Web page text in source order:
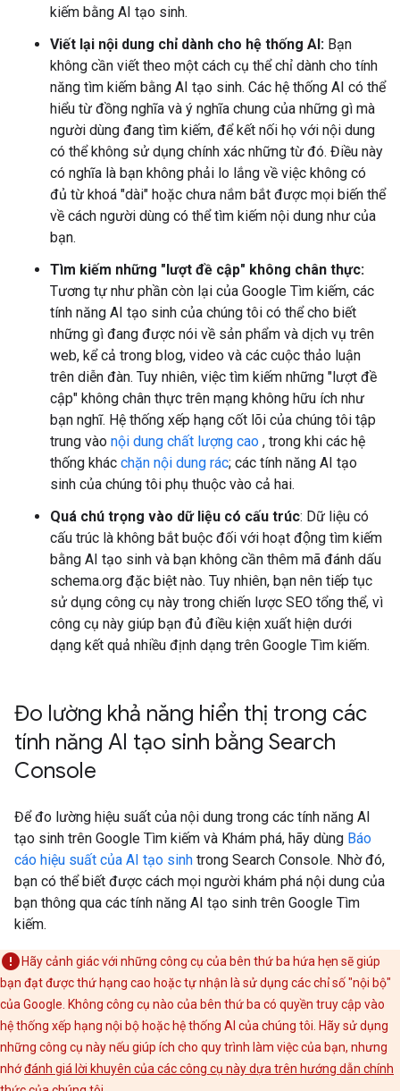
kiếm bằng AI tạo sinh.
Viết lại nội dung chỉ dành cho hệ thống AI: Bạn
không cần viết theo một cách cụ thể chỉ dành cho tính
năng tìm kiếm bằng AI tạo sinh. Các hệ thống AI có thể
hiểu từ đồng nghĩa và ý nghĩa chung của những gì mà
người dùng đang tìm kiếm, để kết nối họ với nội dung
có thể không sử dụng chính xác những từ đó. Điều này
có nghĩa là bạn không phải lo lắng về việc không có
đủ từ khoá "dài" hoặc chưa nắm bắt được mọi biến thể
về cách người dùng có thể tìm kiếm nội dung như của
bạn.
Tìm kiếm những "lượt đề cập" không chân thực:
Tương tự như phần còn lại của Google Tìm kiếm, các
tính năng AI tạo sinh của chúng tôi có thể cho biết
những gì đang được nói về sản phẩm và dịch vụ trên
web, kể cả trong blog, video và các cuộc thảo luận
trên diễn đàn. Tuy nhiên, việc tìm kiếm những "lượt đề
cập" không chân thực trên mạng không hữu ích như
bạn nghĩ. Hệ thống xếp hạng cốt lõi của chúng tôi tập
trung vào nội dung chất lượng cao , trong khi các hệ
thống khác chặn nội dung rác; các tính năng AI tạo
sinh của chúng tôi phụ thuộc vào cả hai.
Quá chú trọng vào dữ liệu có cấu trúc: Dữ liệu có
cấu trúc là không bắt buộc đối với hoạt động tìm kiếm
bằng AI tạo sinh và bạn không cần thêm mã đánh dấu
schema.org đặc biệt nào. Tuy nhiên, bạn nên tiếp tục
sử dụng công cụ này trong chiến lược SEO tổng thể, vì
công cụ này giúp bạn đủ điều kiện xuất hiện dưới
dạng kết quả nhiều định dạng trên Google Tìm kiếm.
Đo lường khả năng hiển thị trong các
tính năng AI tạo sinh bằng Search
Console
Để đo lường hiệu suất của nội dung trong các tính năng AI
tạo sinh trên Google Tìm kiếm và Khám phá, hãy dùng Báo
cáo hiệu suất của AI tạo sinh trong Search Console. Nhờ đó,
bạn có thể biết được cách mọi người khám phá nội dung của
bạn thông qua các tính năng AI tạo sinh trên Google Tìm
kiếm.
Hãy cảnh giác với những công cụ của bên thứ ba hứa hẹn sẽ giúp
bạn đạt được thứ hạng cao hoặc tự nhận là sử dụng các chỉ số "nội bộ"
của Google. Không công cụ nào của bên thứ ba có quyền truy cập vào
hệ thống xếp hạng nội bộ hoặc hệ thống AI của chúng tôi. Hãy sử dụng
những công cụ này nếu giúp ích cho quy trình làm việc của bạn, nhưng
nhớđánh giá lời khuyên của các công cụ này dựa trên hướng dẫn chính